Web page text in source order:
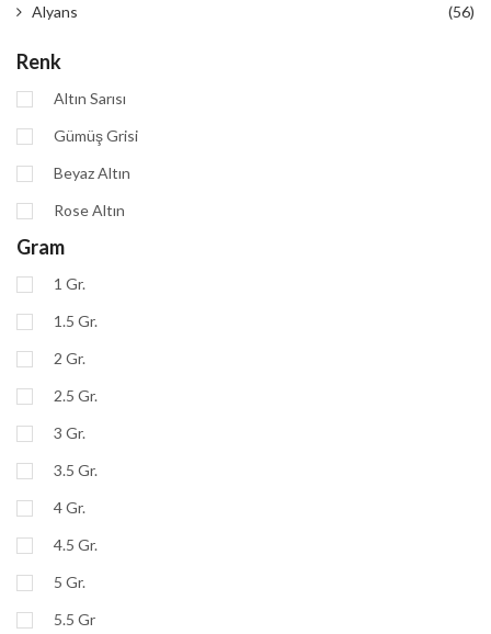
Alyans (56)
Renk
Altın Sarısı
Gümüş Grisi
Beyaz Altın
Rose Altın
Gram
1 Gr.
1.5 Gr.
2 Gr.
2.5 Gr.
3 Gr.
3.5 Gr.
4 Gr.
4.5 Gr.
5 Gr.
5.5 Gr